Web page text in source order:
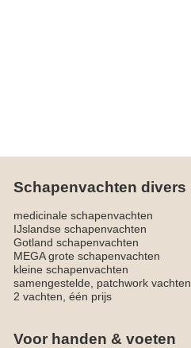
Schapenvachten divers
medicinale schapenvachten
IJslandse schapenvachten
Gotland schapenvachten
MEGA grote schapenvachten
kleine schapenvachten
samengestelde, patchwork vachten
2 vachten, één prijs
Voor handen & voeten